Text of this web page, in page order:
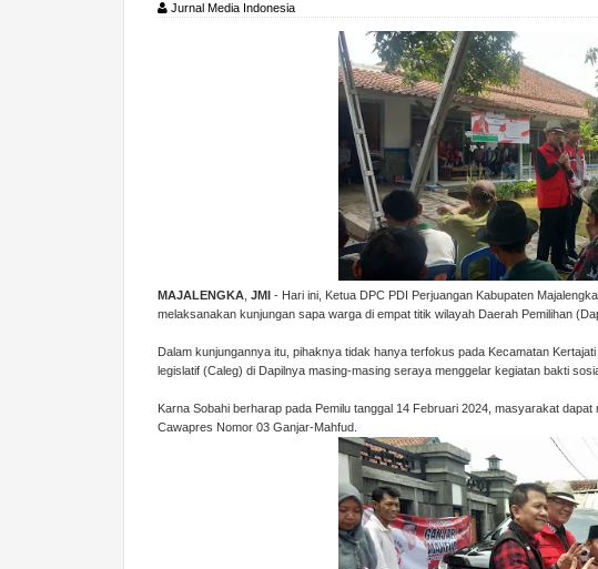
Jurnal Media Indonesia
MAJALENGKA JMI - Hari ini, Ketua DPC PDI Perjuangan Kabupaten
melaksanakan kunjungan sapa warga di empat titik wilayah Daerah Pemilihan
Dalam kunjungannya itu, pihaknya tidak hanya terfokus pada Kecamatan
legislatif (Caleg) di Dapilnya masing-masing seraya menggelar kegiatan bakti
Karna Sobahi berharap pada Pemilu tanggal 14 Februari 2024, masyarakat
Cawapres Nomor 03 Ganjar-Mahfud.